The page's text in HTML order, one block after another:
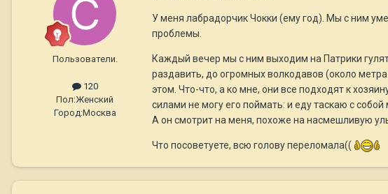
Пользователи.
120
Пол:Женский
Город:Москва
У меня лабрадорчик Чокки (ему год). Мы с ним
проблемы.
Каждый вечер мы с ним выходим на Патрики
раздавить, до огромных волкодавов (около
этом. Что-что, а ко мне, они все подходят к
силами не могу его поймать: и еду таскаю с
А он смотрит на меня, похоже на насмешливую
Что посоветуете, всю голову переломала((